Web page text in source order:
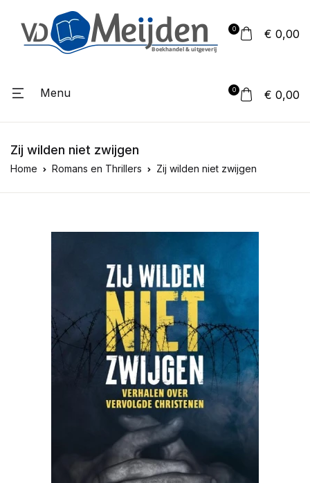
0 € 0,00
Menu 0 € 0,00
Zij wilden niet zwijgen
Home Romans en Thrillers Zij wilden niet zwijgen